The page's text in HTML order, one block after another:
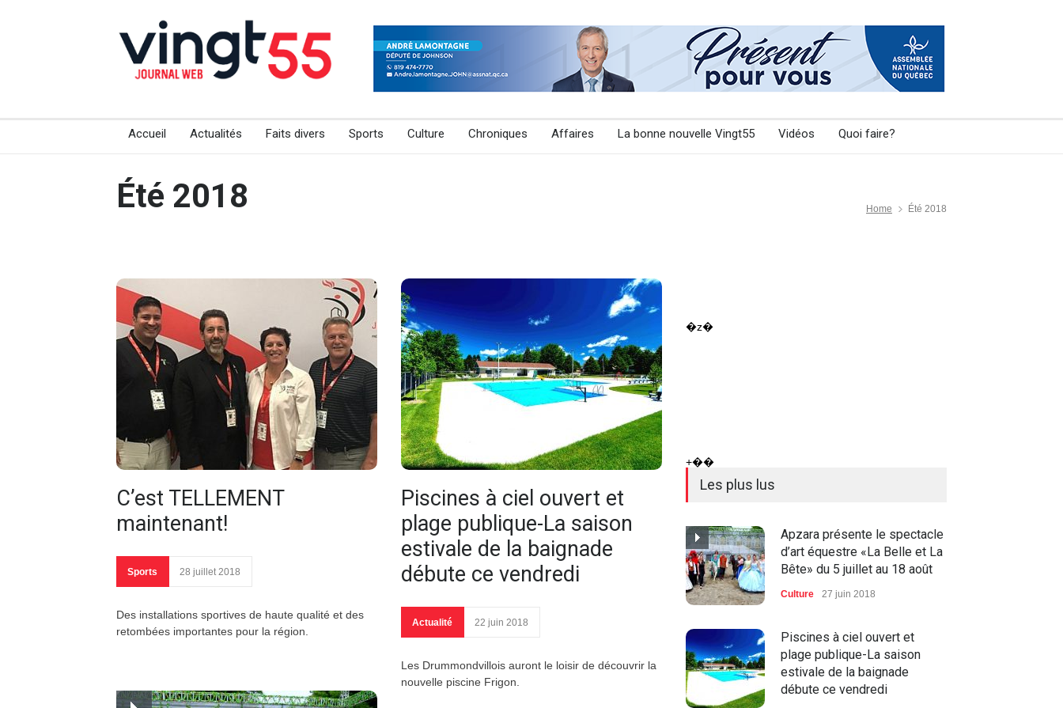
Accueil Actualités Faits divers Sports Culture Chroniques Affaires La bonne nouvelle Vingt55 Vidéos Quoi faire?
Été 2018 Home Été 2018
C’est TELLEMENT
maintenant!
Sports 28 juillet 2018
Des installations sportives de haute qualité et des
retombées importantes pour la région.
Piscines à ciel ouvert et
plage publique-La saison
estivale de la baignade
débute ce vendredi
Actualité 22 juin 2018
Les Drummondvillois auront le loisir de découvrir la
nouvelle piscine Frigon.
�z�
+��
Les plus lus
Apzara présente le spectacle
d’art équestre «La Belle et La
Bête» du 5 juillet au 18 août
Culture 27 juin 2018
Piscines à ciel ouvert et
plage publique-La saison
estivale de la baignade
débute ce vendredi